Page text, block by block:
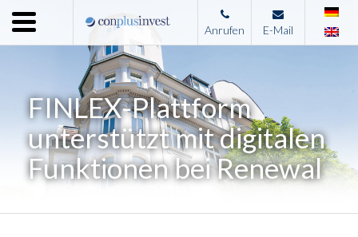
Menu
Home
Unternehmen
Leistungen
Immobilienangebote
News
Anrufen E-Mail
FINLEX-Plattform
unterstützt mit digitalen
Funktionen bei Renewal